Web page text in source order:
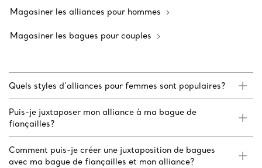
Magasiner les alliances pour hommes
Magasiner les bagues pour couples
Quels styles d’alliances pour femmes sont populaires?
Puis-je juxtaposer mon alliance à ma bague de
fiançailles?
Comment puis-je créer une juxtaposition de bagues
avec ma bague de fiançailles et mon alliance?